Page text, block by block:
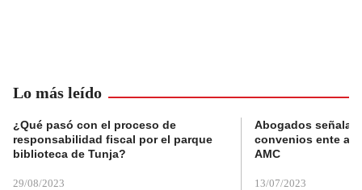
Lo más leído
¿Qué pasó con el proceso de
responsabilidad fiscal por el parque
biblioteca de Tunja?
29/08/2023
Abogados
convenios ente
AMC
13/07/2023